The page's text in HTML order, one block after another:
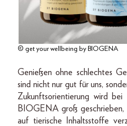
© get your wellbeing by BIOGENA
Genießen ohne schlechtes
sind nicht nur gut für uns,
Zukunftsorientierung wird
BIOGENA groß geschrieben,
auf tierische Inhaltsstoffe